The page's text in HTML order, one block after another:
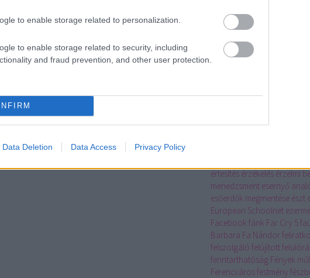
to enable storage related to personalization.
to enable storage related to security, including
and fraud prevention, and other user protection.
Data Deletion Data Access Privacy Policy
DPMK.hudr. Fehér Péter
drónvadász
DUE
Ecosia
ecosia.org
egyensúlyozás
Elias
élő adásElső Óbudai
Presleyember-gép
Enter the
értesítésérzékelésérzelmi
menedzsment esernyő
esőerdők megmentése észt
European Schoolnet
Facebook fánk Far Cry 5
Barbara Fa Nándor
felszolgáló felújított
fenntarthatóság Fények
Ferencvárosfestmény